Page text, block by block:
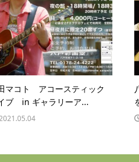
マコト アコースティック
ブ in ギャラリーア...